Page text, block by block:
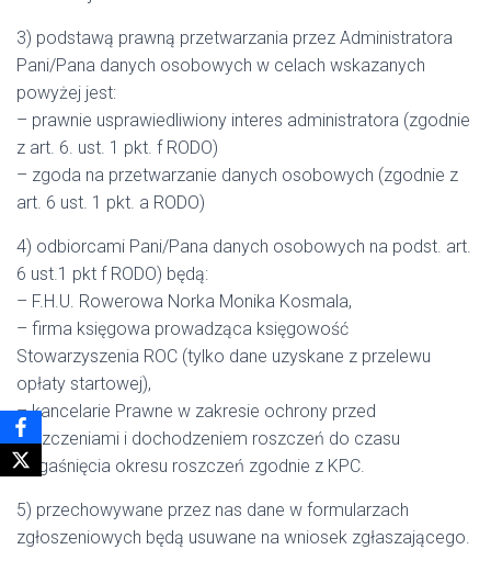
3) podstawą prawną przetwarzania przez Administratora
Pani/Pana danych osobowych w celach wskazanych
powyżej jest:
– prawnie usprawiedliwiony interes administratora (zgodnie
z art. 6. ust. 1 pkt. f RODO)
– zgoda na przetwarzanie danych osobowych (zgodnie z
art. 6 ust. 1 pkt. a RODO)
4) odbiorcami Pani/Pana danych osobowych na podst. art.
6 ust.1 pkt f RODO) będą:
– F.H.U. Rowerowa Norka Monika Kosmala,
– firma księgowa prowadząca księgowość
Stowarzyszenia ROC (tylko dane uzyskane z przelewu
opłaty startowej),
– kancelarie Prawne w zakresie ochrony przed
roszczeniami i dochodzeniem roszczeń do czasu
wygaśnięcia okresu roszczeń zgodnie z KPC.
5) przechowywane przez nas dane w formularzach
zgłoszeniowych będą usuwane na wniosek zgłaszającego.